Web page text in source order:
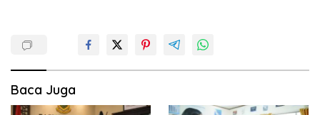
Baca Juga